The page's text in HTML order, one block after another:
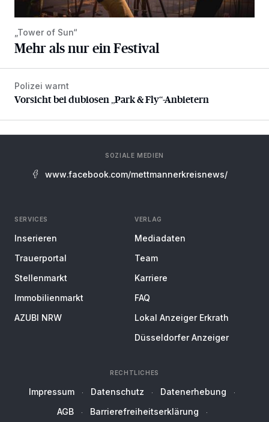
„Tower of Sun“
Mehr als nur ein Festival
Vorsicht bei dubiosen „Park & Fly“-Anbietern
Polizei warnt
Vorsicht bei dubiosen „Park & Fly“-Anbietern
SOZIALE MEDIEN
www.facebook.com/mettmannerkreisnews/
SERVICES
Inserieren
Trauerportal
Stellenmarkt
Immobilienmarkt
AZUBI NRW
VERLAG
Mediadaten
Team
Karriere
FAQ
Lokal Anzeiger Erkrath
Düsseldorfer Anzeiger
RECHTLICHES
Impressum Datenschutz
Datenerhebung
AGB
Barrierefreiheitserklärung